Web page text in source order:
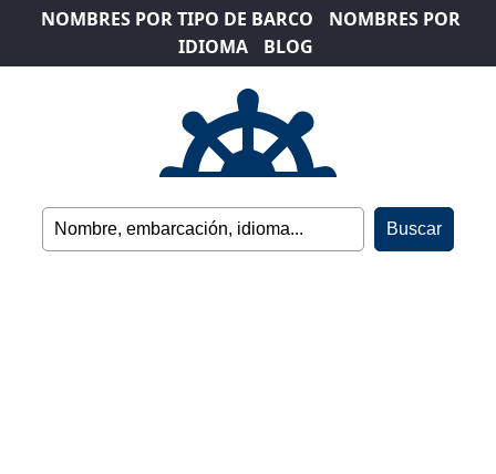
NOMBRES POR TIPO DE BARCO
NOMBRES POR
IDIOMA
BLOG